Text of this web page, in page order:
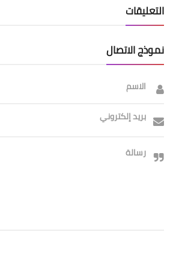
التعليقات
نموذج الاتصال
الاسم
بريد إلكتروني
رسالة